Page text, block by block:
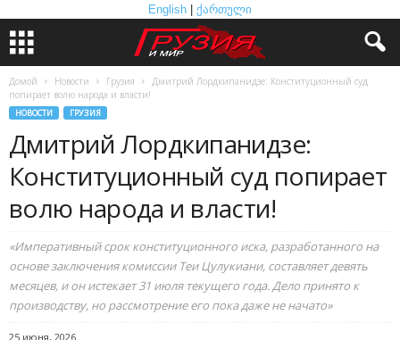
English ქართული
Домой Новости Грузия
Дмитрий Лордкипанидзе: Конституционный суд
попирает волю народа и власти!
НОВОСТИ ГРУЗИЯ
Дмитрий Лордкипанидзе:
Конституционный суд попирает
волю народа и власти!
«Императивный срок конституционного иска, разработанного на
основе заключения комиссии Теи Цулукиани, составляет девять
месяцев, и он истекает 31 июля текущего года. Дело принято к
производству, но рассмотрение его пока даже не начато»
25 июня, 2026